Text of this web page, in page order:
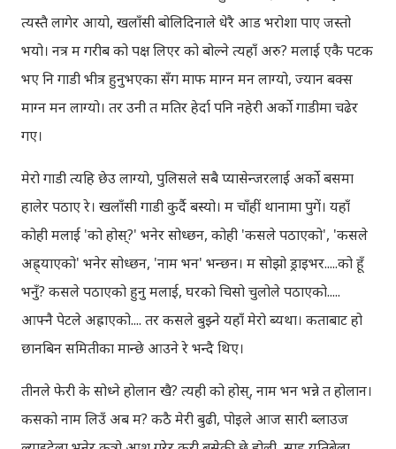
त्यस्तै लागेर आयो, खलाँसी बोलिदिनाले धेरै आड भरोशा पाए जस्तो
भयो। नत्र म गरीब को पक्ष लिएर को बोल्ने त्यहाँ अरु? मलाई एकै पटक
भए नि गाडी भीत्र हुनुभएका सँग माफ माग्न मन लाग्यो, ज्यान बक्स
माग्न मन लाग्यो। तर उनी त मतिर हेर्दा पनि नहेरी अर्को गाडीमा चढेर
गए।
मेरो गाडी त्यहि छेउ लाग्यो, पुलिसले सबै प्यासेन्जरलाई अर्को बसमा
हालेर पठाए रे। खलाँसी गाडी कुर्दै बस्यो। म चाँहीं थानामा पुगें। यहाँ
कोही मलाई 'को होस्?' भनेर सोध्छन, कोही 'कसले पठाएको', 'कसले
अह्र्याएको' भनेर सोध्छन, 'नाम भन' भन्छन। म सोझो ड्राइभर.....को हूँ
भनुँ? कसले पठाएको हुनु मलाई, घरको चिसो चुलोले पठाएको.....
आफ्नै पेटले अह्राएको.... तर कसले बुझ्ने यहाँ मेरो ब्यथा। कताबाट हो
छानबिन समितीका मान्छे आउने रे भन्दै थिए।
तीनले फेरी के सोध्ने होलान खै? त्यही को होस्, नाम भन भन्ने त होलान।
कसको नाम लिउँ अब म? कठै मेरी बुढी, पोइले आज सारी ब्लाउज